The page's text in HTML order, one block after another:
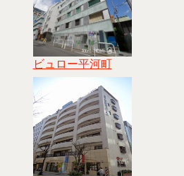
ビュロー平河町